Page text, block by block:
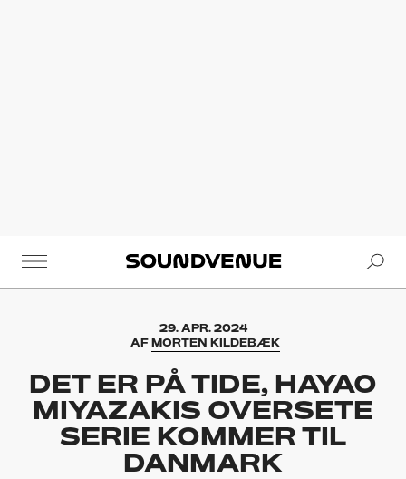
Soundvenue
29. APR. 2024
AF MORTEN KILDEBÆK
DET ER PÅ TIDE, HAYAO
MIYAZAKIS OVERSETE
SERIE KOMMER TIL
DANMARK